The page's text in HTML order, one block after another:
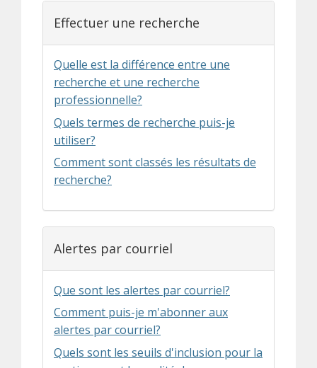
Effectuer une recherche
Quelle est la différence entre une
recherche et une recherche
professionnelle?
Quels termes de recherche puis-je
utiliser?
Comment sont classés les résultats de
recherche?
Alertes par courriel
Que sont les alertes par courriel?
Comment puis-je m'abonner aux
alertes par courriel?
Quels sont les seuils d'inclusion pour la